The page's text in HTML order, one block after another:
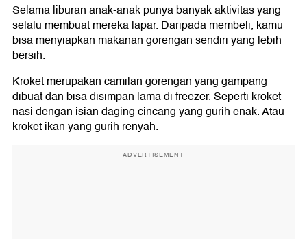
Selama liburan anak-anak punya banyak aktivitas yang
selalu membuat mereka lapar. Daripada membeli, kamu
bisa menyiapkan makanan gorengan sendiri yang lebih
bersih.
Kroket merupakan camilan gorengan yang gampang
dibuat dan bisa disimpan lama di freezer. Seperti kroket
nasi dengan isian daging cincang yang gurih enak. Atau
kroket ikan yang gurih renyah.
ADVERTISEMENT